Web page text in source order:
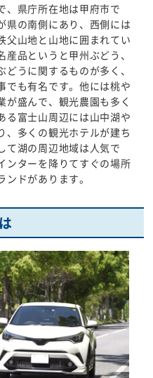
、県庁所在地は甲府市で
県の南側にあり、西側には
父山地と山地に囲まれてい
品というと甲州ぶどう、
うに関するものが多く、
でも有名です。他には桃や
が盛んで、観光農園も多く
る富士山周辺には山中湖や
、多くの観光ホテルが建ち
て湖の周辺地域は人気で
ンターを降りてすぐの場所
ドがあります。